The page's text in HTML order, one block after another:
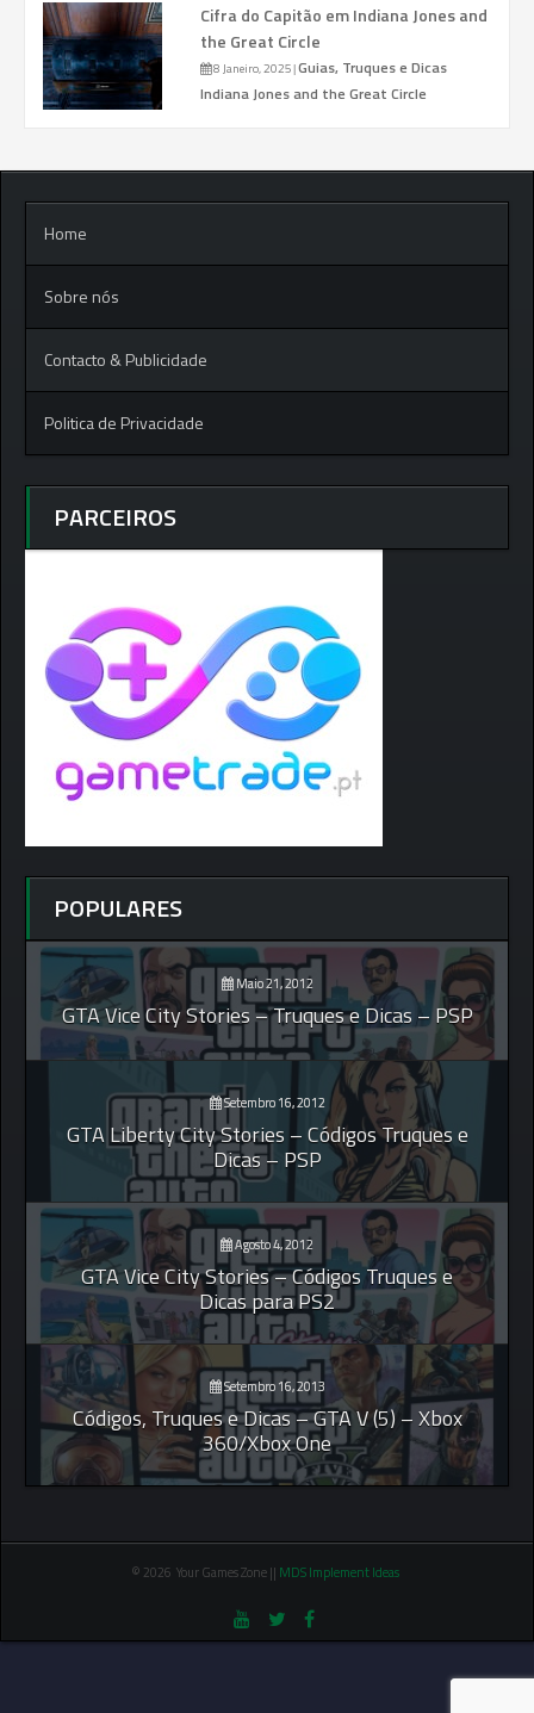
Cifra do Capitão em Indiana Jones and
the Great Circle
8 Janeiro, 2025|Guias, Truques e Dicas
Indiana Jones and the Great Circle
Home
Sobre nós
Contacto & Publicidade
Politica de Privacidade
PARCEIROS
POPULARES
Maio 21, 2012
GTA Vice City Stories – Truques e Dicas – PSP
Setembro 16, 2012
GTA Liberty City Stories – Códigos Truques e
Dicas – PSP
Agosto 4, 2012
GTA Vice City Stories – Códigos Truques e
Dicas para PS2
Setembro 16, 2013
Códigos, Truques e Dicas – GTA V (5) – Xbox
360/Xbox One
© 2026 Your Games Zone || MDS Implement Ideas